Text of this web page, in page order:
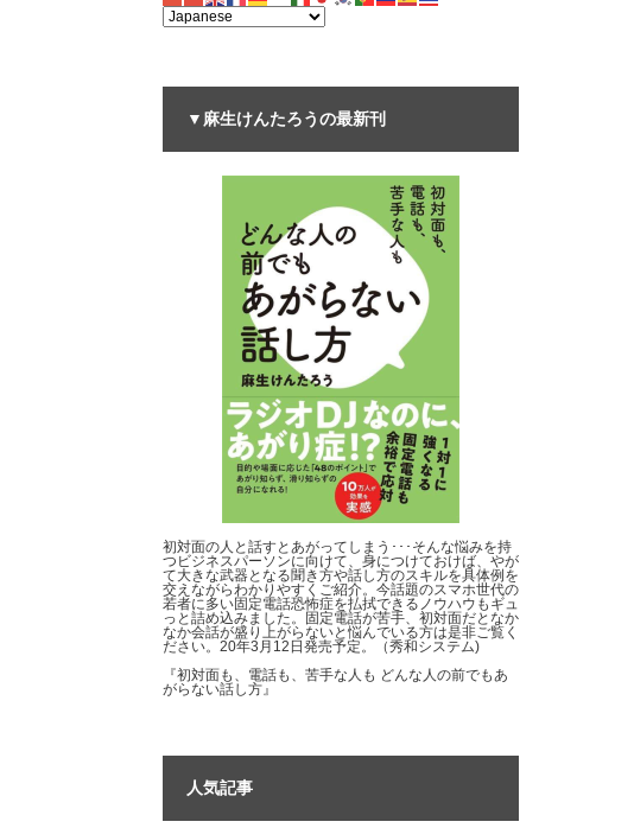
▼麻生けんたろうの最新刊
初対面の人と話すとあがってしまう･･･そんな悩みを持
つビジネスパーソンに向けて、身につけておけば、やが
て大きな武器となる聞き方や話し方のスキルを具体例を
交えながらわかりやすくご紹介。今話題のスマホ世代の
若者に多い固定電話恐怖症を払拭できるノウハウもギュ
っと詰め込みました。固定電話が苦手、初対面だとなか
なか会話が盛り上がらないと悩んでいる方は是非ご覧く
ださい。20年3月12日発売予定。（秀和システム)
『初対面も、電話も、苦手な人も どんな人の前でもあ
がらない話し方』
人気記事